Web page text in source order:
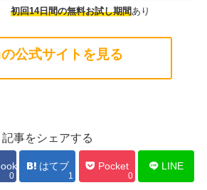
初回14日間の無料お試し期間あり
公式サイトを見る
記事をシェアする
0
はてブ
1
Pocket
0
LINE